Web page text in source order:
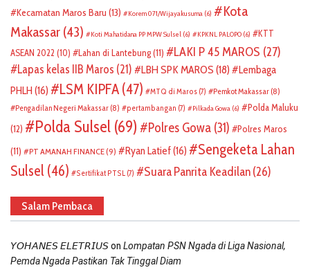
Kecamatan Maros Baru (13) Korem 071/Wijayakusuma (6)
Kota
Makassar (43) Koti Mahatidana PP MPW Sulsel (6) KPKNL PALOPO (6)
KTT
ASEAN 2022 (10) Lahan di Lantebung(11) LAKI P 45 MAROS (27)
Lapas kelas IIB Maros (21) LBH SPK MAROS (18)
Lembaga
PHLH (16) LSM KIPFA (47) MTQ di Maros (7) Pemkot Makassar (8)
Pengadilan Negeri Makassar (8) pertambangan (7) Pilkada Gowa (6)
Polda Maluku
(12)
Polda Sulsel (69) Polres Gowa (31)
Polres Maros
(11)
PT AMANAH FINANCE(9) Ryan Latief(16)
Sengeketa Lahan
Sulsel (46) Sertifikat PTSL (7) Suara Panrita Keadilan(26)
Salam Pembaca
𝘠𝘖𝘏𝘈𝘕𝘌𝘚 𝘌𝘓𝘌𝘛𝘙𝘐𝘜𝘚on Lompatan PSN Ngada di Liga Nasional,
Pemda Ngada Pastikan Tak Tinggal Diam